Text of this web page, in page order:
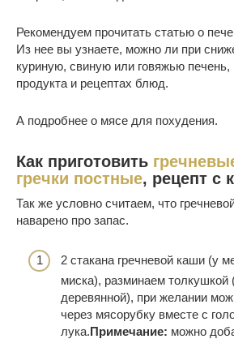
Рекомендуем прочитать статью о
Из нее вы узнаете, можно ли при
куриную, свиную или говяжью печень,
продукта и рецептах блюд.
А подробнее о мясе для похудения.
Как приготовить
гречки постные, рецепт с
Так же условно считаем, что
наварено про запас.
2 стакана гречневой каши (у
миска), разминаем толкушкой
деревянной), при желании
через мясорубку вместе с
лука.Примечание: можно